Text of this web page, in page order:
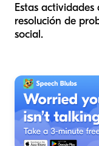
Estas
resolución de
social.